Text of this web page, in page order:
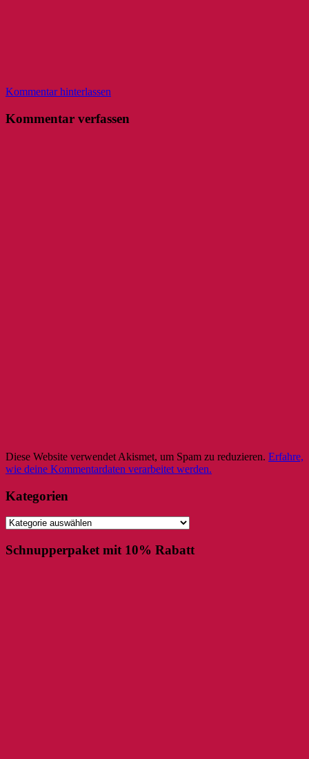
Kommentar hinterlassen
Kommentar verfassen
Diese Website verwendet Akismet, um Spam zu reduzieren. Erfahre,
wie deine Kommentardaten verarbeitet werden.
Kategorien
Kategorien
Schnupperpaket mit 10% Rabatt